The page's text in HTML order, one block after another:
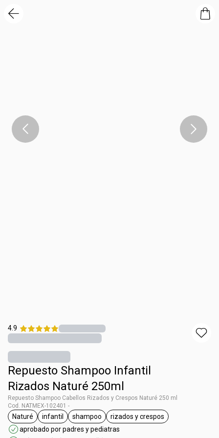
4.9
Repuesto Shampoo Infantil
Rizados Naturé 250ml
Repuesto Shampoo Cabellos Rizados y Crespos Naturé 250 ml
Cod. NATMEX-102401 -
etiqueta Naturé
Naturé
etiqueta infantil
infantil
etiqueta shampoo
shampoo
etiqueta rizados y crespos
rizados y crespos
aprobado por padres y pediatras